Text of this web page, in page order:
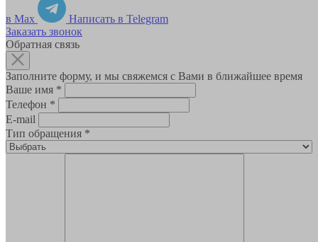
в Max
Написать в Telegram
Заказать звонок
Обратная связь
Заполните форму, и мы свяжемся с Вами в ближайшее время
Ваше имя *
Телефон *
E-mail
Тип обращения *